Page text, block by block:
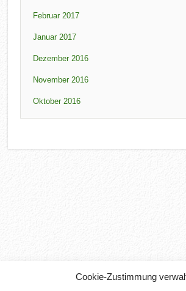
Cookie-Zustimmung
Februar 2017
Januar 2017
Dezember 2016
November 2016
Oktober 2016